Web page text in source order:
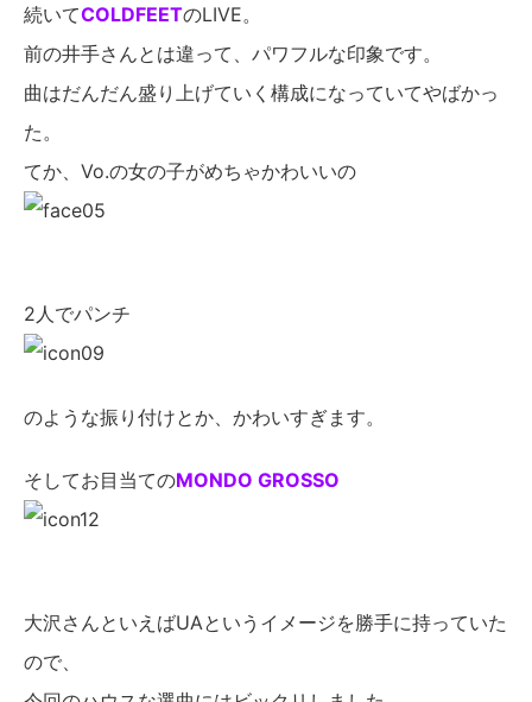
続いてCOLDFEETのLIVE。
前の井手さんとは違って、パワフルな印象です。
曲はだんだん盛り上げていく構成になっていてやばかっ
た。
てか、Vo.の女の子がめちゃかわいいの
2人でパンチ
のような振り付けとか、かわいすぎます。
そしてお目当てのMONDO GROSSO
大沢さんといえばUAというイメージを勝手に持っていた
ので、